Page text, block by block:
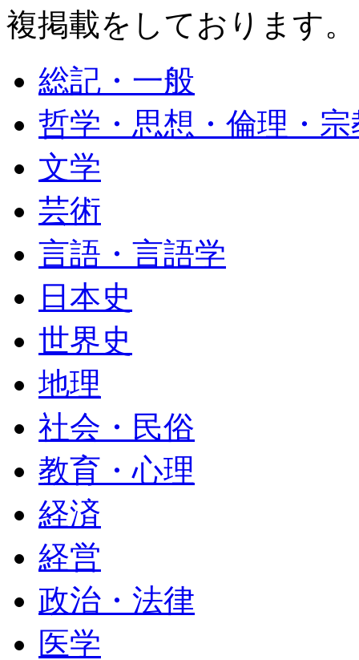
複掲載をしております。
総記・一般
哲学・思想・倫理・宗
文学
芸術
言語・言語学
日本史
世界史
地理
社会・民俗
教育・心理
経済
経営
政治・法律
医学